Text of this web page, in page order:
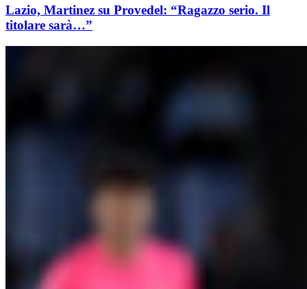
Lazio, Martinez su Provedel: “Ragazzo serio. Il
titolare sarà…”